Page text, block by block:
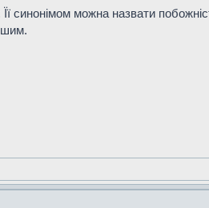
синонімом можна назвати